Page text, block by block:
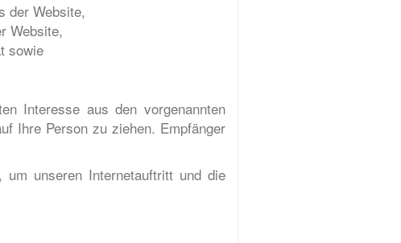
der Website,
Website,
sowie
Interesse aus den vorgenannten
Ihre Person zu ziehen. Empfänger
unseren Internetauftritt und die